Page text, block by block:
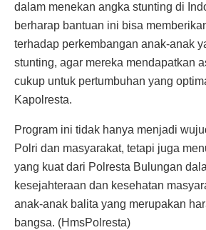
dalam menekan angka stunting di
berharap bantuan ini bisa
terhadap perkembangan anak-anak
stunting, agar mereka mendapatkan
cukup untuk pertumbuhan yang
Kapolresta.
Program ini tidak hanya menjadi
Polri dan masyarakat, tetapi juga
yang kuat dari Polresta Bulungan
kesejahteraan dan kesehatan
anak-anak balita yang merupakan
bangsa. (HmsPolresta)